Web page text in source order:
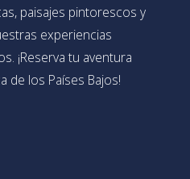
paisajes pintorescos y
experiencias
¡Reserva tu aventura
de los Países Bajos!